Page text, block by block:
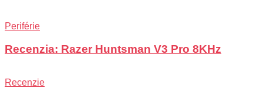
Periférie
Recenzia: Razer Huntsman V3 Pro 8KHz
Recenzie